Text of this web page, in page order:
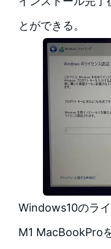
とができる。
Windows10のラ
M1 MacBookPro